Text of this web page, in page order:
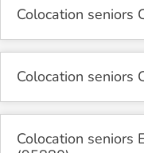
Colocation seniors
Colocation seniors
Colocation seniors